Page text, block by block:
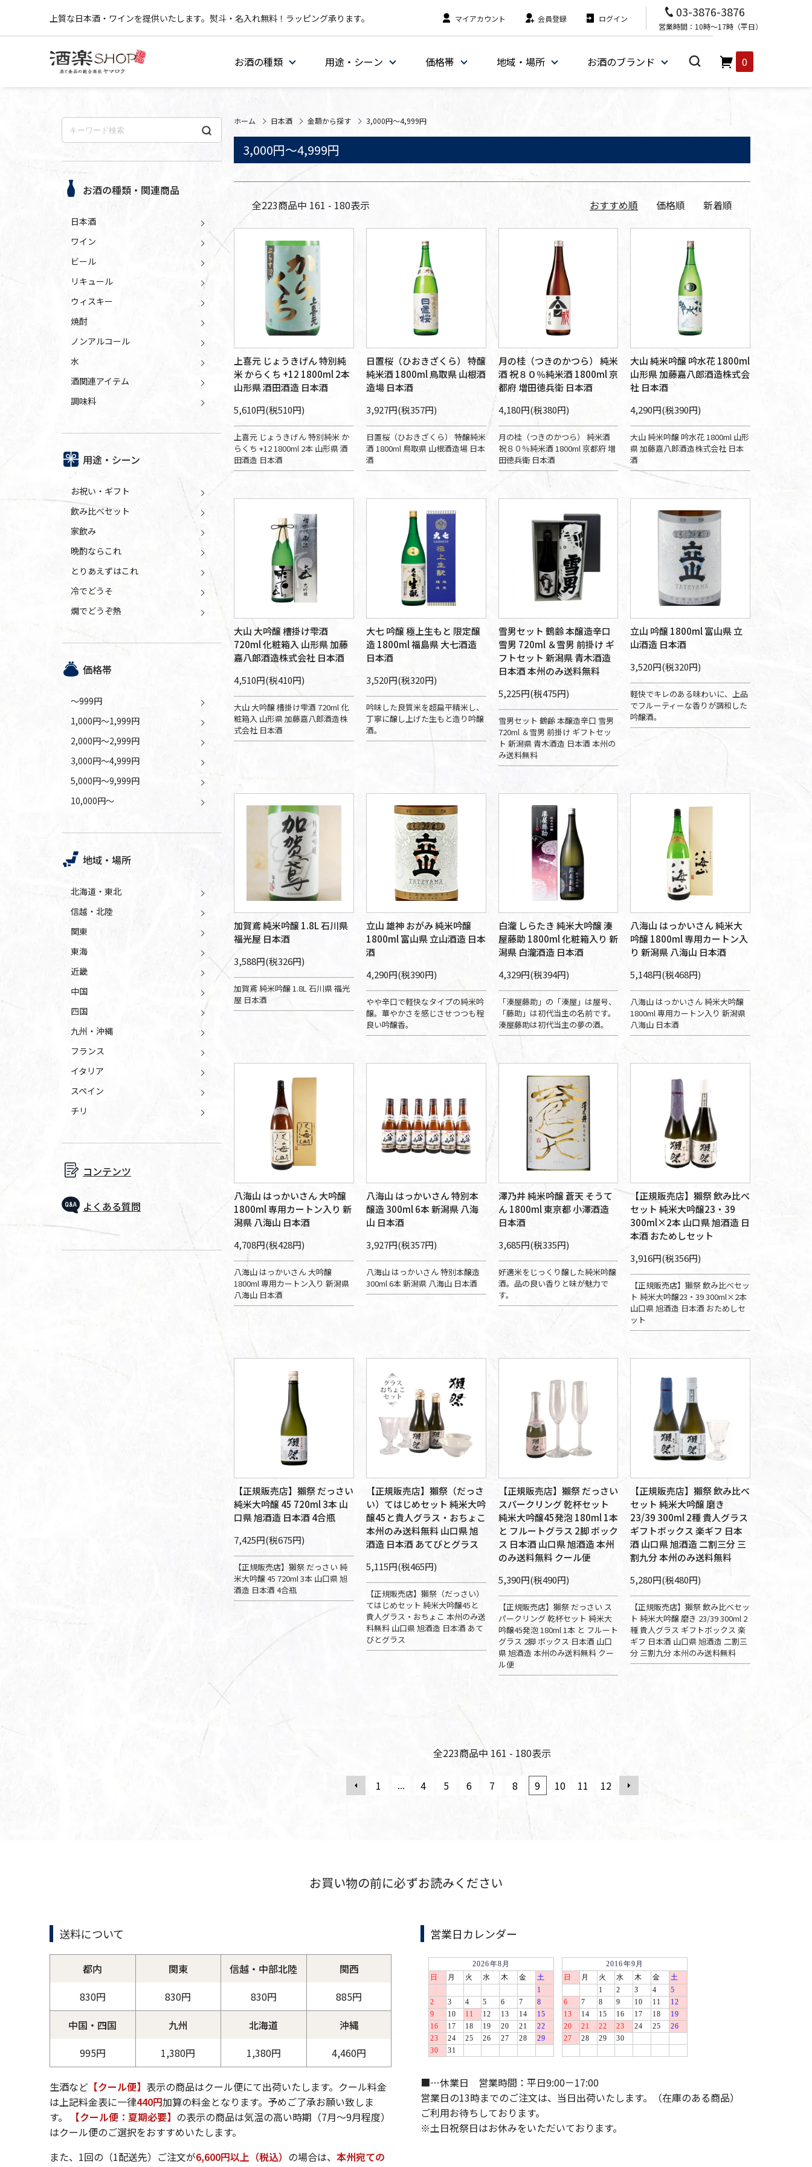
上質な日本酒・ワインを提供いたします。熨斗・名入れ無料！ラッピング承ります。 マイアカウント 会員登録 ログイン 03-3876-3876
営業時間：10時～17時（平日）
お酒の種類 用途・シーン 価格帯 地域・場所 お酒のブランド 0
ホーム 日本酒 金額から探す 3,000円～4,999円
3,000円～4,999円
全223商品中 161 - 180表示 おすすめ順 価格順 新着順
上喜元 じょうきげん 特別純
米 からくち +12 1800ml 2本
山形県 酒田酒造 日本酒
5,610円(税510円)
上喜元 じょうきげん 特別純米 か
らくち +12 1800ml 2本 山形県 酒
田酒造 日本酒
日置桜（ひおきざくら） 特醸
純米酒 1800ml 鳥取県 山根酒
造場 日本酒
3,927円(税357円)
日置桜（ひおきざくら） 特醸純米
酒 1800ml 鳥取県 山根酒造場 日本
酒
月の桂（つきのかつら） 純米
酒 祝８０％純米酒 1800ml 京
都府 増田徳兵衛 日本酒
4,180円(税380円)
月の桂（つきのかつら） 純米酒
祝８０％純米酒 1800ml 京都府 増
田徳兵衛 日本酒
大山 純米吟醸 吟水花 1800ml
山形県 加藤嘉八郎酒造株式会
社 日本酒
4,290円(税390円)
大山 純米吟醸 吟水花 1800ml 山形
県 加藤嘉八郎酒造株式会社 日本
酒
大山 大吟醸 槽掛け雫酒
720ml 化粧箱入 山形県 加藤
嘉八郎酒造株式会社 日本酒
4,510円(税410円)
大山 大吟醸 槽掛け雫酒 720ml 化
粧箱入 山形県 加藤嘉八郎酒造株
式会社 日本酒
大七 吟醸 極上生もと 限定醸
造 1800ml 福島県 大七酒造
日本酒
3,520円(税320円)
吟味した良質米を超扁平精米し、
丁寧に醸し上げた生もと造り吟醸
酒。
雪男セット 鶴齢 本醸造辛口
雪男 720ml ＆雪男 前掛け ギ
フトセット 新潟県 青木酒造
日本酒 本州のみ送料無料
5,225円(税475円)
雪男セット 鶴齢 本醸造辛口 雪男
720ml ＆雪男 前掛け ギフトセッ
ト 新潟県 青木酒造 日本酒 本州の
み送料無料
立山 吟醸 1800ml 富山県 立
山酒造 日本酒
3,520円(税320円)
軽快でキレのある味わいに、上品
でフルーティーな香りが調和した
吟醸酒。
加賀鳶 純米吟醸 1.8L 石川県
福光屋 日本酒
3,588円(税326円)
加賀鳶 純米吟醸 1.8L 石川県 福光
屋 日本酒
立山 雄神 おがみ 純米吟醸
1800ml 富山県 立山酒造 日本
酒
4,290円(税390円)
やや辛口で軽快なタイプの純米吟
醸。華やかさを感じさせつつも程
良い吟醸香。
白瀧 しらたき 純米大吟醸 湊
屋藤助 1800ml 化粧箱入り 新
潟県 白瀧酒造 日本酒
4,329円(税394円)
「湊屋藤助」の「湊屋」は屋号、
「藤助」は初代当主の名前です。
湊屋藤助は初代当主の夢の酒。
八海山 はっかいさん 純米大
吟醸 1800ml 専用カートン入
り 新潟県 八海山 日本酒
5,148円(税468円)
八海山 はっかいさん 純米大吟醸
1800ml 専用カートン入り 新潟県
八海山 日本酒
八海山 はっかいさん 大吟醸
1800ml 専用カートン入り 新
潟県 八海山 日本酒
4,708円(税428円)
八海山 はっかいさん 大吟醸
1800ml 専用カートン入り 新潟県
八海山 日本酒
八海山 はっかいさん 特別本
醸造 300ml 6本 新潟県 八海
山 日本酒
3,927円(税357円)
八海山 はっかいさん 特別本醸造
300ml 6本 新潟県 八海山 日本酒
澤乃井 純米吟醸 蒼天 そうて
ん 1800ml 東京都 小澤酒造
日本酒
3,685円(税335円)
好適米をじっくり醸した純米吟醸
酒。品の良い香りと味が魅力で
す。
【正規販売店】獺祭 飲み比べ
セット 純米大吟醸23・39
300ml×2本 山口県 旭酒造 日
本酒 おためしセット
3,916円(税356円)
【正規販売店】獺祭 飲み比べセッ
ト 純米大吟醸23・39 300ml×2本
山口県 旭酒造 日本酒 おためしセ
ット
【正規販売店】獺祭 だっさい
純米大吟醸 45 720ml 3本 山
口県 旭酒造 日本酒 4合瓶
7,425円(税675円)
【正規販売店】獺祭 だっさい 純
米大吟醸 45 720ml 3本 山口県 旭
酒造 日本酒 4合瓶
【正規販売店】獺祭（だっさ
い）てはじめセット 純米大吟
醸45と貴人グラス・おちょこ
本州のみ送料無料 山口県 旭
酒造 日本酒 あてびとグラス
5,115円(税465円)
【正規販売店】獺祭（だっさい）
てはじめセット 純米大吟醸45と
貴人グラス・おちょこ 本州のみ送
料無料 山口県 旭酒造 日本酒 あて
びとグラス
【正規販売店】獺祭 だっさい
スパークリング 乾杯セット
純米大吟醸45発泡 180ml 1本
と フルートグラス 2脚 ボック
ス 日本酒 山口県 旭酒造 本州
のみ送料無料 クール便
5,390円(税490円)
【正規販売店】獺祭 だっさい ス
パークリング 乾杯セット 純米大
吟醸45発泡 180ml 1本 と フルート
グラス 2脚 ボックス 日本酒 山口
県 旭酒造 本州のみ送料無料 クー
ル便
【正規販売店】獺祭 飲み比べ
セット 純米大吟醸 磨き
23/39 300ml 2種 貴人グラス
ギフトボックス 楽ギフ 日本
酒 山口県 旭酒造 二割三分 三
割九分 本州のみ送料無料
5,280円(税480円)
【正規販売店】獺祭 飲み比べセッ
ト 純米大吟醸 磨き 23/39 300ml 2
種 貴人グラス ギフトボックス 楽
ギフ 日本酒 山口県 旭酒造 二割三
分 三割九分 本州のみ送料無料
全223商品中 161 - 180表示
1 ... 4 5 6 7 8 9 10 11 12
お酒の種類・関連商品
日本酒
ワイン
ビール
リキュール
ウィスキー
焼酎
ノンアルコール
水
酒関連アイテム
調味料
用途・シーン
お祝い・ギフト
飲み比べセット
家飲み
晩酌ならこれ
とりあえずはこれ
冷でどうそ
燗でどうぞ熱
価格帯
～999円
1,000円～1,999円
2,000円～2,999円
3,000円～4,999円
5,000円～9,999円
10,000円～
地域・場所
北海道・東北
信越・北陸
関東
東海
近畿
中国
四国
九州・沖縄
フランス
イタリア
スペイン
チリ
コンテンツ
よくある質問
お買い物の前に必ずお読みください
送料について
都内
830円
関東
830円
信越・中部北陸
830円
関西
885円
中国・四国
995円
九州
1,380円
北海道
1,380円
沖縄
4,460円
生酒など 【クール便】 表示の商品はクール便にて出荷いたします。クール料金
は上記料金表に一律440円加算の料金となります。予めご了承お願い致しま
す。
【クール便：夏期必要】 の表示の商品は気温の高い時期（7月～9月程度）
はクール便のご選択をおすすめいたします。
また、1回の（1配送先）ご注文が6,600円以上（税込） の場合は、 本州宛ての
営業日カレンダー
■…休業日 営業時間：平日9:00－17:00
営業日の13時までのご注文は、当日出荷いたします。（在庫のある商品）
ご利用お待ちしております。
※土日祝祭日はお休みをいただいております。